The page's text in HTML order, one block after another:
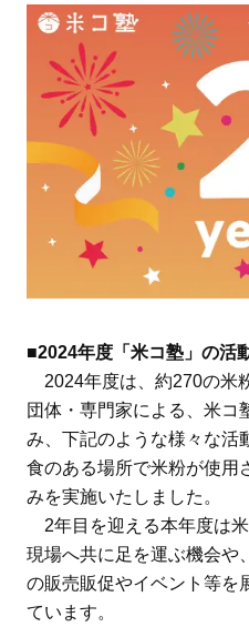
■2024年度「米コ塾」の活
2024年度は、約270の米
団体・専門家による、米コ
み、下記のような様々な活
食のある場所で米粉が使用
みを実施いたしました。
2年目を迎える本年度は
現場へ共に足を運ぶ機会や
の販売販促やイベント等を
ています。